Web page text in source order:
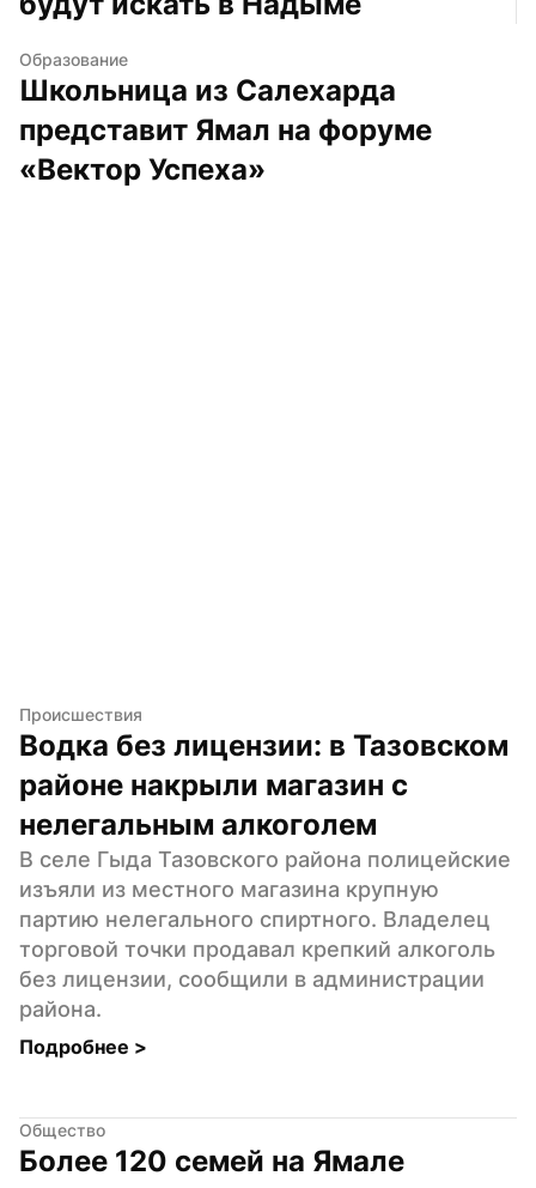
Образование
Школьница из Салехарда
представит Ямал на форуме
«Вектор Успеха»
Происшествия
Водка без лицензии: в Тазовском
районе накрыли магазин с
нелегальным алкоголем
В селе Гыда Тазовского района полицейские
изъяли из местного магазина крупную
партию нелегального спиртного. Владелец
торговой точки продавал крепкий алкоголь
без лицензии, сообщили в администрации
района.
Подробнее >
Общество
Более 120 семей на Ямале